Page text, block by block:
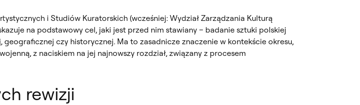
i Studiów Kuratorskich (wcześniej: Wydział Zarządzania Kulturą
na podstawowy cel, jaki jest przed nim stawiany – badanie sztuki polskiej
czy historycznej. Ma to zasadnicze znaczenie w kontekście okresu,
z naciskiem na jej najnowszy rozdział, związany z procesem
rewizji